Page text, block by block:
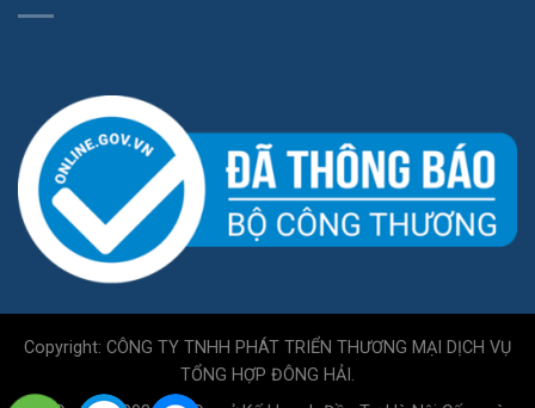
Copyright: CÔNG TY TNHH PHÁT TRIỂN THƯƠNG MẠI DỊCH VỤ
TỔNG HỢP ĐÔNG HẢI.